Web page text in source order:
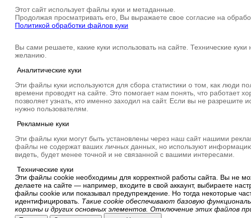
Этот сайт использует файлы куки и метаданные.
Продолжая просматривать его, Вы выражаете свое согласие на
Политикой обработки файлов куки
Вы сами решаете, какие куки использовать на сайте. Технические
желанию.
Аналитические куки
Эти файлы куки используются для сбора статистики о том, как люди
времени проводят на сайте. Это помогает нам понять, что
позволяет узнать, кто именно заходил на сайт. Если вы не разрешите
нужно пользователям.
Рекламные куки
Эти файлы куки могут быть установлены через наш сайт нашими
файлы не содержат ваших личных данных, но используют
видеть, будет менее точной и не связанной с вашими интересами.
Технические куки
Эти файлы cookie необходимы для корректной работы сайта. Вы не
делаете на сайте — например, входите в свой аккаунт, выбираете
файлы cookie или показывал предупреждение. Но тогда некоторые
идентифицировать. Такие cookie обеспечивают базовую
корзины и других основных элементов. Отключение этих файлов